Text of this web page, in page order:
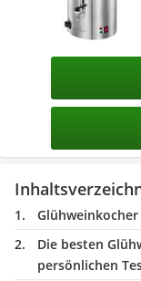
Die besten
persönlichen